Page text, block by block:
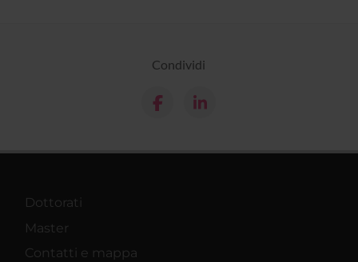
Condividi
Dottorati
Master
Contatti e mappa